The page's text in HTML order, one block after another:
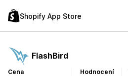
Shopify App Store
FlashBird
Cena
Hodnocení